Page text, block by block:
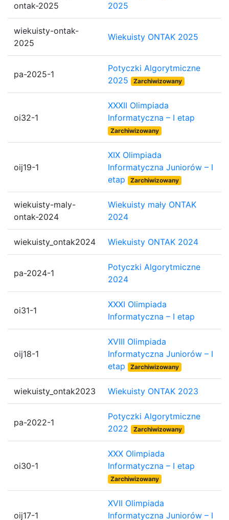
ontak-2025
2025
wiekuisty-ontak-
2025
Wiekuisty ONTAK 2025
pa-2025-1
Potyczki Algorytmiczne
2025
Zarchiwizowany
oi32-1
XXXII Olimpiada
Informatyczna – I etap
Zarchiwizowany
oij19-1
XIX Olimpiada
Informatyczna Juniorów – I
etap
Zarchiwizowany
wiekuisty-maly-
ontak-2024
Wiekuisty mały ONTAK
2024
wiekuisty_ontak2024 Wiekuisty ONTAK 2024
pa-2024-1
Potyczki Algorytmiczne
2024
oi31-1
XXXI Olimpiada
Informatyczna – I etap
oij18-1
XVIII Olimpiada
Informatyczna Juniorów – I
etap
Zarchiwizowany
wiekuisty_ontak2023 Wiekuisty ONTAK 2023
pa-2022-1
Potyczki Algorytmiczne
2022
Zarchiwizowany
oi30-1
XXX Olimpiada
Informatyczna – I etap
Zarchiwizowany
oij17-1
XVII Olimpiada
Informatyczna Juniorów – I